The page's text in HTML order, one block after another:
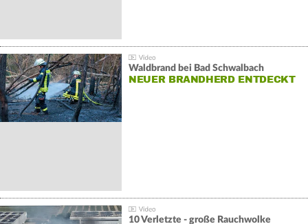
Waldbrand bei Bad Schwalbach
NEUER BRANDHERD ENTDECKT
10 Verletzte - große Rauchwolke